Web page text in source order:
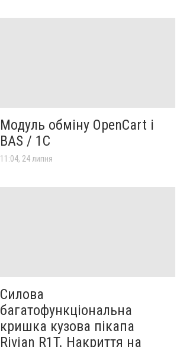
Модуль обміну OpenCart і
BAS / 1С
11:04, 24 липня
Силова
багатофункціональна
кришка кузова пікапа
Rivian R1T. Накриття на